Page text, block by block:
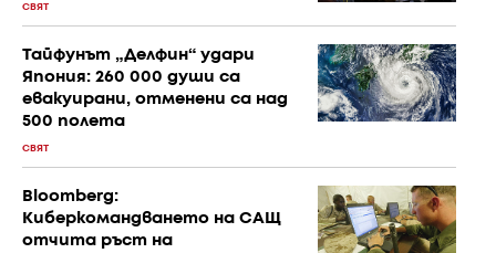
СВЯТ
Тайфунът „Делфин“ удари
Япония: 260 000 души са
евакуирани, отменени са над
500 полета
СВЯТ
Bloomberg:
Киберкомандването на САЩ
отчита ръст на